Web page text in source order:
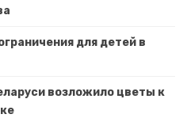
для детей в
возложило цветы к